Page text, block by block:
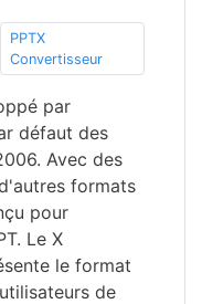
PPTX
Convertisseur
par
défaut des
Avec des
formats
pour
Le X
le format
de